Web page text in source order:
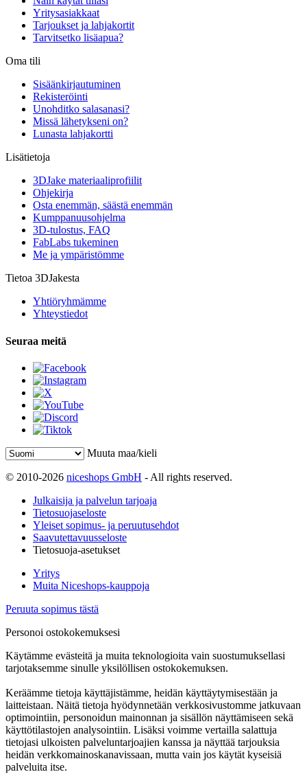
Yritysasiakkaat
Tarjoukset ja lahjakortit
Tarvitsetko lisäapua?
Oma tili
Sisäänkirjautuminen
Rekisteröinti
Unohditko salasanasi?
Missä lähetykseni on?
Lunasta lahjakortti
Lisätietoja
3DJake materiaaliprofiilit
Ohjekirja
Osta enemmän, säästä enemmän
Kumppanuusohjelma
3D-tulostus, FAQ
FabLabs tukeminen
Me ja ympäristömme
Tietoa 3DJakesta
Yhtiöryhmämme
Yhteystiedot
Seuraa meitä
Muuta maa/kieli
© 2010-2026 niceshops GmbH - All rights reserved.
Julkaisija ja palvelun tarjoaja
Tietosuojaseloste
Yleiset sopimus- ja peruutusehdot
Saavutettavuusseloste
Tietosuoja-asetukset
Yritys
Muita Niceshops-kauppoja
Peruuta sopimus tästä
Personoi ostokokemuksesi
Käytämme evästeitä ja muita teknologioita vain suostumuksellasi
tarjotaksemme sinulle yksilöllisen ostokokemuksen.
Keräämme tietoja käyttäjistämme, heidän käyttäytymisestään ja
laitteistaan. Näitä tietoja hyödynnetään verkkosivustomme jatkuvaan
optimointiin, personoidun mainonnan ja sisällön näyttämiseen sekä
käyttötilastojen analysointiin. Lisäksi voimme vertailla salattuja
tietojasi ulkoisten palveluntarjoajien kanssa ja näyttää tarjouksia
heidän verkkomainoskanavissaan, mutta vain jos käytät kyseisiä
palveluita itse.